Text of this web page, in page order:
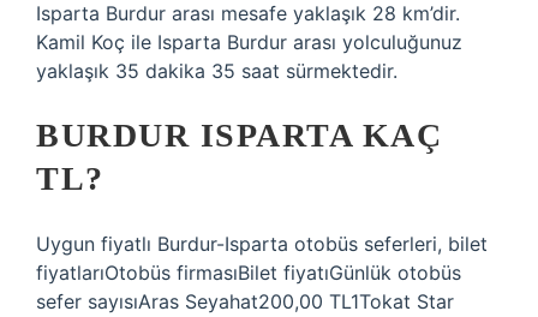
Isparta Burdur arası mesafe yaklaşık 28 km’dir.
Kamil Koç ile Isparta Burdur arası yolculuğunuz
yaklaşık 35 dakika 35 saat sürmektedir.
BURDUR ISPARTA KAÇ
TL?
Uygun fiyatlı Burdur-Isparta otobüs seferleri, bilet
fiyatlarıOtobüs firmasıBilet fiyatıGünlük otobüs
sefer sayısıAras Seyahat200,00 TL1Tokat Star